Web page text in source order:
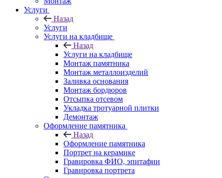
Услуги
Назад
Услуги
Услуги на кладбище
Назад
Услуги на кладбище
Монтаж памятника
Монтаж металлоизделий
Заливка основания
Монтаж бордюров
Отсыпка отсевом
Укладка тротуарной плитки
Демонтаж
Оформление памятника
Назад
Оформление памятника
Портрет на керамике
Гравировка ФИО, эпитафии
Гравировка портрета